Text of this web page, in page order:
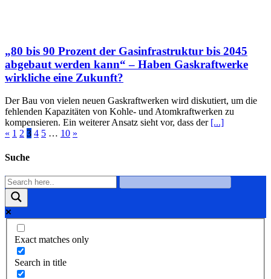
„80 bis 90 Prozent der Gasinfrastruktur bis 2045
abgebaut werden kann“ – Haben Gaskraftwerke
wirkliche eine Zukunft?
Der Bau von vielen neuen Gaskraftwerken wird diskutiert, um die
fehlenden Kapazitäten von Kohle- und Atomkraftwerken zu
kompensieren. Ein weiterer Ansatz sieht vor, dass der [...]
« 1 2 3 4 5 … 10 »
Suche
Exact matches only
Search in title